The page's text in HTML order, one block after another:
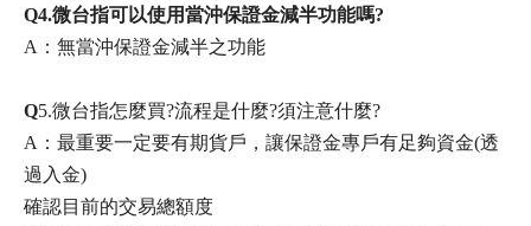
Q4.微台指可以使用當沖保證金減半功能嗎?
A：無當沖保證金減半之功能
Q5.微台指怎麼買?流程是什麼?須注意什麼?
A：最重要一定要有期貨戶，讓保證金專戶有足夠資金(透
過入金)
確認目前的交易總額度